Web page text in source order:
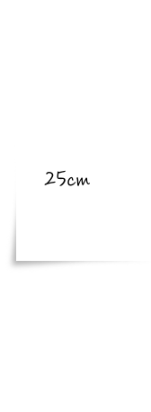
25cm